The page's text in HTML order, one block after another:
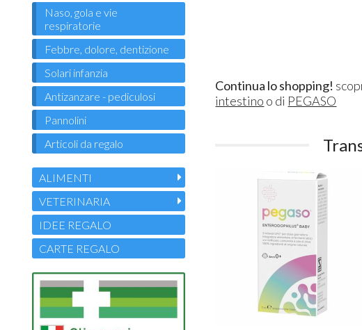
Continua lo shopping!
intestino o di PEGASO
Naso, gola e vie
respiratorie
Febbre, dolore, dentizione
Solari infanzia
Antizanzare - pediculosi
Pannolini
Articoli da regalo
ALIMENTI
VETERINARIA
IDEE REGALO
CARTE REGALO